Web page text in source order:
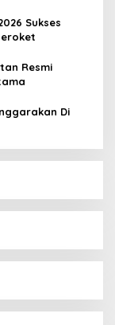
Sukses
Resmi
Di